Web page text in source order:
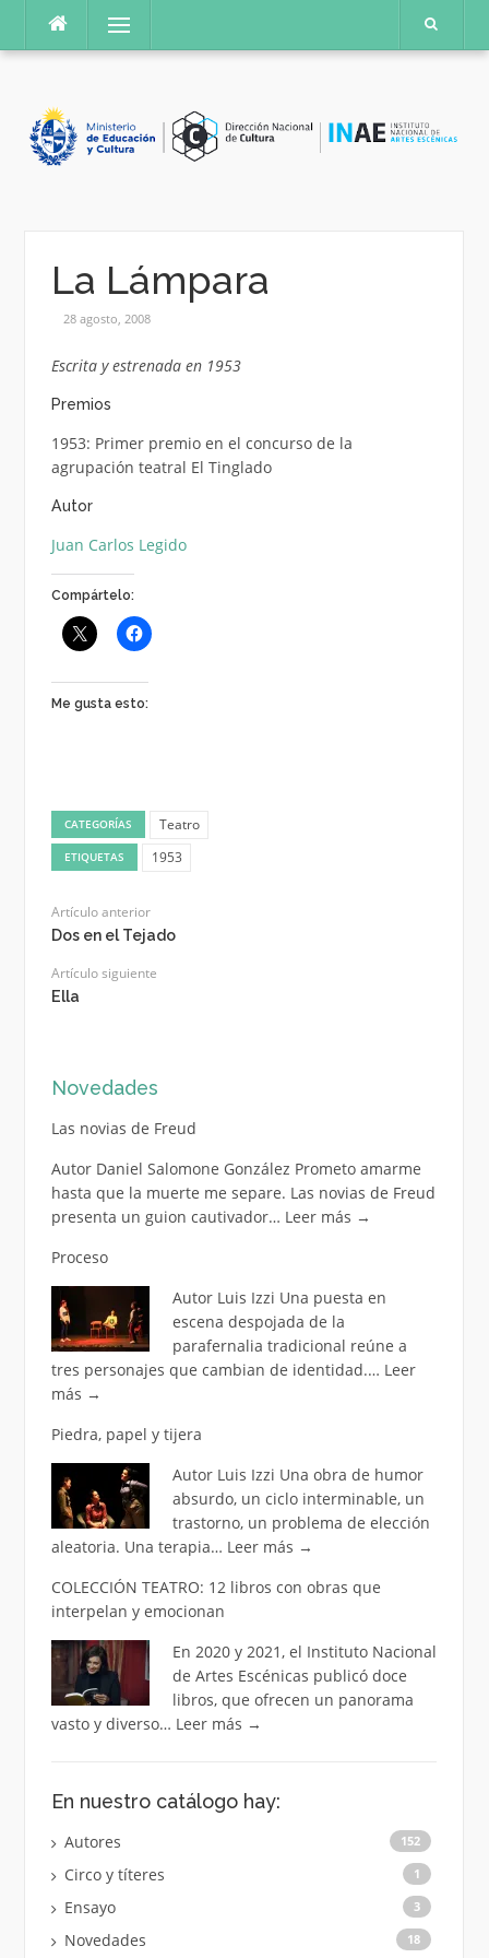
contenido
Menú
La Lámpara
28 agosto, 2008
Escrita y estrenada en 1953
Premios
1953: Primer premio en el concurso de la
agrupación teatral El Tinglado
Autor
Juan Carlos Legido
Compártelo:
Me gusta esto:
CATEGORÍAS Teatro
ETIQUETAS 1953
Artículo anterior
Dos en el Tejado
Artículo siguiente
Ella
Novedades
Las novias de Freud
Autor Daniel Salomone González Prometo amarme
hasta que la muerte me separe. Las novias de Freud
presenta un guion cautivador… Leer más →
Proceso
Autor Luis Izzi Una puesta en
escena despojada de la
parafernalia tradicional reúne a
tres personajes que cambian de identidad.… Leer
más →
Piedra, papel y tijera
Autor Luis Izzi Una obra de humor
absurdo, un ciclo interminable, un
trastorno, un problema de elección
aleatoria. Una terapia… Leer más →
COLECCIÓN TEATRO: 12 libros con obras que
interpelan y emocionan
En 2020 y 2021, el Instituto Nacional
de Artes Escénicas publicó doce
libros, que ofrecen un panorama
vasto y diverso… Leer más →
En nuestro catálogo hay:
Autores 152
Circo y títeres 1
Ensayo 3
Novedades 18